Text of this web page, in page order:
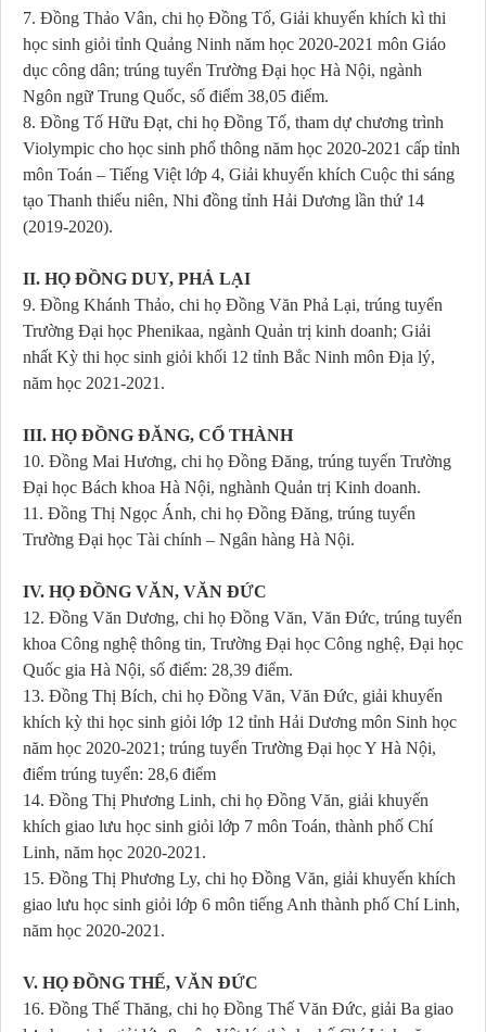
7. Đồng Thảo Vân, chi họ Đồng Tố, Giải khuyến khích kì thi
học sinh giỏi tỉnh Quảng Ninh năm học 2020-2021 môn Giáo
dục công dân; trúng tuyển Trường Đại học Hà Nội, ngành
Ngôn ngữ Trung Quốc, số điểm 38,05 điểm.
8. Đồng Tố Hữu Đạt, chi họ Đồng Tố, tham dự chương trình
Violympic cho học sinh phổ thông năm học 2020-2021 cấp tỉnh
môn Toán – Tiếng Việt lớp 4, Giải khuyến khích Cuộc thi sáng
tạo Thanh thiếu niên, Nhi đồng tỉnh Hải Dương lần thứ 14
(2019-2020).
II. HỌ ĐỒNG DUY, PHẢ LẠI
9. Đồng Khánh Thảo, chi họ Đồng Văn Phả Lại, trúng tuyển
Trường Đại học Phenikaa, ngành Quản trị kinh doanh; Giải
nhất Kỳ thi học sinh giỏi khối 12 tỉnh Bắc Ninh môn Địa lý,
năm học 2021-2021.
III. HỌ ĐỒNG ĐĂNG, CỔ THÀNH
10. Đồng Mai Hương, chi họ Đồng Đăng, trúng tuyển Trường
Đại học Bách khoa Hà Nội, nghành Quản trị Kinh doanh.
11. Đồng Thị Ngọc Ánh, chi họ Đồng Đăng, trúng tuyển
Trường Đại học Tài chính – Ngân hàng Hà Nội.
IV. HỌ ĐỒNG VĂN, VĂN ĐỨC
12. Đồng Văn Dương, chi họ Đồng Văn, Văn Đức, trúng tuyển
khoa Công nghệ thông tin, Trường Đại học Công nghệ, Đại học
Quốc gia Hà Nội, số điểm: 28,39 điểm.
13. Đồng Thị Bích, chi họ Đồng Văn, Văn Đức, giải khuyến
khích kỳ thi học sinh giỏi lớp 12 tỉnh Hải Dương môn Sinh học
năm học 2020-2021; trúng tuyển Trường Đại học Y Hà Nội,
điểm trúng tuyển: 28,6 điểm
14. Đồng Thị Phương Linh, chi họ Đồng Văn, giải khuyến
khích giao lưu học sinh giỏi lớp 7 môn Toán, thành phố Chí
Linh, năm học 2020-2021.
15. Đồng Thị Phương Ly, chi họ Đồng Văn, giải khuyến khích
giao lưu học sinh giỏi lớp 6 môn tiếng Anh thành phố Chí Linh,
năm học 2020-2021.
V. HỌ ĐỒNG THẾ, VĂN ĐỨC
16. Đồng Thế Thăng, chi họ Đồng Thế Văn Đức, giải Ba giao